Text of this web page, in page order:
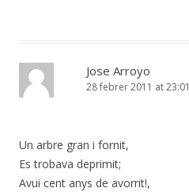
Jose Arroyo
28 febrer 2011 at 23:01
Un arbre gran i fornit,
Es trobava deprimit;
Avui cent anys de avorrit!,